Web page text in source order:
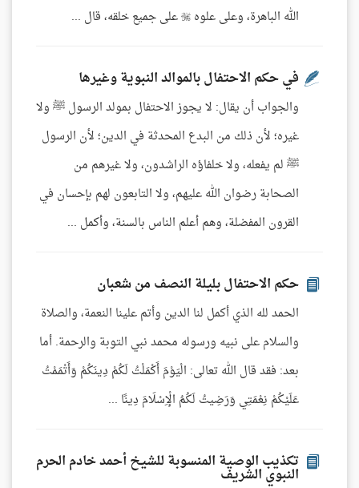
الله الباهرة، وعلى علوه  على جميع خلقه، قال ...
في حكم الاحتفال بالموالد النبوية وغيرها
والجواب أن يقال: لا يجوز الاحتفال بمولد الرسول ﷺ ولا
غيره؛ لأن ذلك من البدع المحدثة في الدين؛ لأن الرسول
ﷺ لم يفعله، ولا خلفاؤه الراشدون، ولا غيرهم من
الصحابة رضوان الله عليهم، ولا التابعون لهم بإحسان في
القرون المفضلة، وهم أعلم الناس بالسنة، وأكمل ...
حكم الاحتفال بليلة النصف من شعبان
الحمد لله الذي أكمل لنا الدين وأتم علينا النعمة، والصلاة
والسلام على نبيه ورسوله محمد نبي التوبة والرحمة. أما
بعد: فقد قال الله تعالى: الْيَوْمَ أَكْمَلْتُ لَكُمْ دِينَكُمْ وَأَتْمَمْتُ
عَلَيْكُمْ نِعْمَتِي وَرَضِيتُ لَكُمُ الْإِسْلَامَ دِينًا ...
تكذيب الوصية المنسوبة للشيخ أحمد خادم الحرم
النبوي الشريف